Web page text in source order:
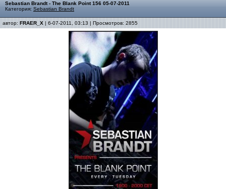
Sebastian Brandt - The Blank Point 156 05-07-2011
Категория: Sebastian Brandt
автор: FRAER_X | 6-07-2011, 03:13 | Просмотров: 2855